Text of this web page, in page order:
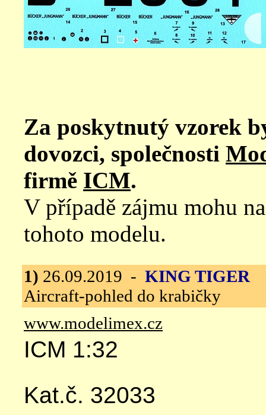
Za poskytnutý vzorek
dovozci, společnosti
firmě ICM.
V případě zájmu mohu
tohoto modelu.
1) 26.09.2019 - KING TIGER
Aircraft-pohled do krabičky
www.modelimex.cz
ICM 1:32
Kat.č. 32033